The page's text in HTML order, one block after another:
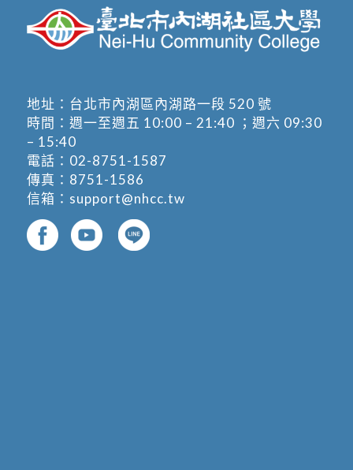
地址： 台北市內湖區內湖路一段 520 號
時間：週一至週五 10:00 – 21:40 ；週六 09:30
– 15:40
電話： 02-8751-1587
傳真：8751-1586
信箱： support@nhcc.tw